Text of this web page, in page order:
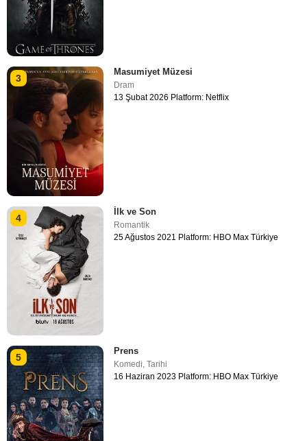
3
Masumiyet Müzesi
Dram
13 Şubat 2026 Platform: Netflix
4
İlk ve Son
Romantik
25 Ağustos 2021 Platform: HBO Max Türkiye
5
Prens
Komedi,Tarihi
16 Haziran 2023 Platform: HBO Max Türkiye